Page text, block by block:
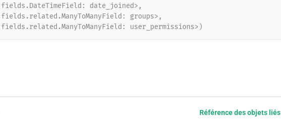
date_joined>,
groups>,
user_permissions>)
Référence des objets liés